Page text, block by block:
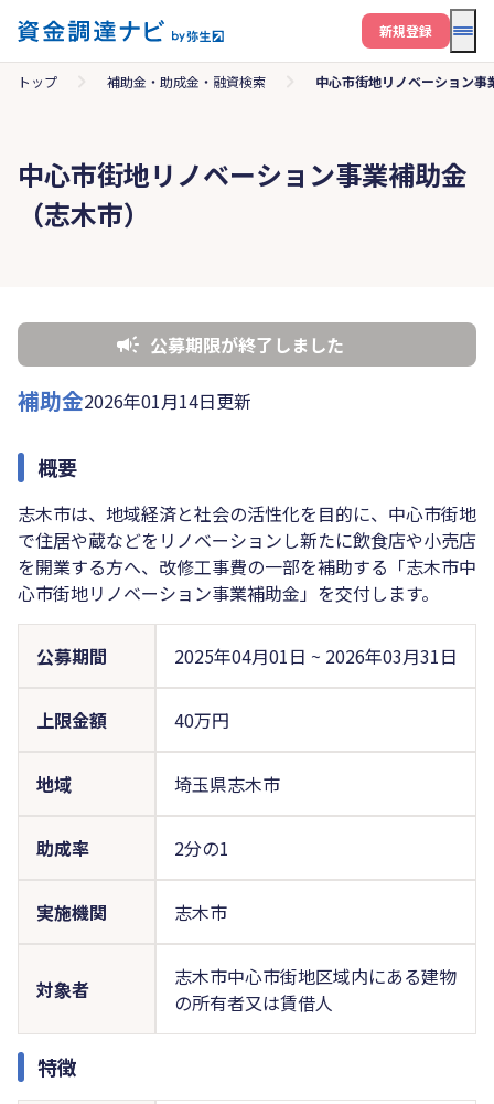
メ
新規登録
トップ 補助金・助成金・融資検索 中心市街地リノベーション事
中心市街地リノベーション事業補助金
（志木市）
公募期限が終了しました
補助金2026年01月14日更新
概要
志木市は、地域経済と社会の活性化を目的に、中心市街地
で住居や蔵などをリノベーションし新たに飲食店や小売店
を開業する方へ、改修工事費の一部を補助する「志木市中
心市街地リノベーション事業補助金」を交付します。
公募期間 2025年04月01日 ~ 2026年03月31日
上限金額 40万円
地域 埼玉県志木市
助成率 2分の1
実施機関 志木市
対象者
志木市中心市街地区域内にある建物
の所有者又は賃借人
特徴